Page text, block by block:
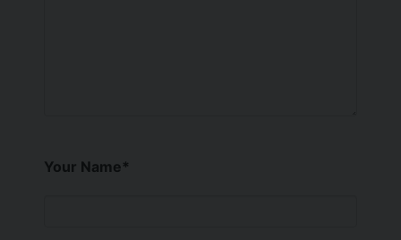
Your Name*